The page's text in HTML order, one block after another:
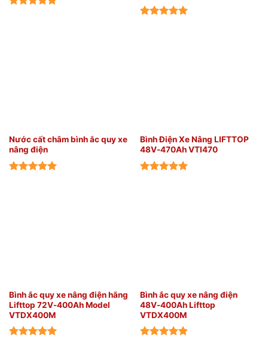
Nước cất châm bình ắc quy xe
nâng điện
Bình Điện Xe Nâng LIFTTOP
48V-470Ah VTI470
Bình ắc quy xe nâng điện hãng
Lifttop 72V-400Ah Model
VTDX400M
Bình ắc quy xe nâng điện
48V-400Ah Lifttop
VTDX400M